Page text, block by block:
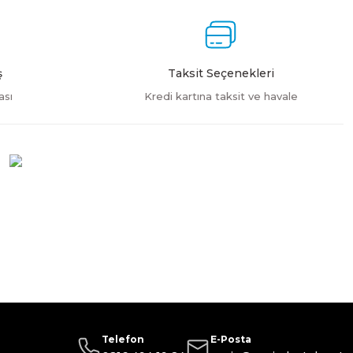
Taksit Seçenekleri
Kredi kartına taksit ve havale
Telefon E-Posta